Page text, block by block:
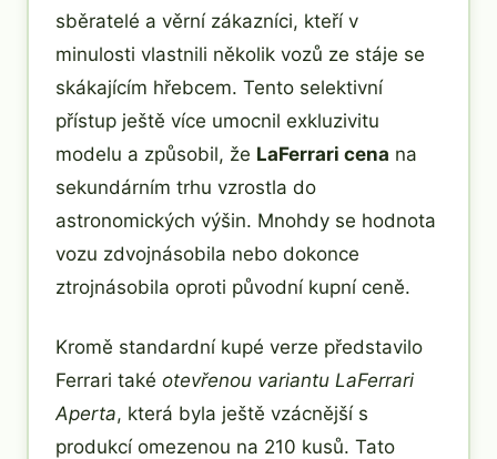
sběratelé a věrní zákazníci, kteří v
minulosti vlastnili několik vozů ze stáje se
skákajícím hřebcem. Tento selektivní
přístup ještě více umocnil exkluzivitu
modelu a způsobil, že LaFerrari cena na
sekundárním trhu vzrostla do
astronomických výšin. Mnohdy se hodnota
vozu zdvojnásobila nebo dokonce
ztrojnásobila oproti původní kupní ceně.
Kromě standardní kupé verze představilo
Ferrari také otevřenou variantu LaFerrari
Aperta, která byla ještě vzácnější s
produkcí omezenou na 210 kusů. Tato